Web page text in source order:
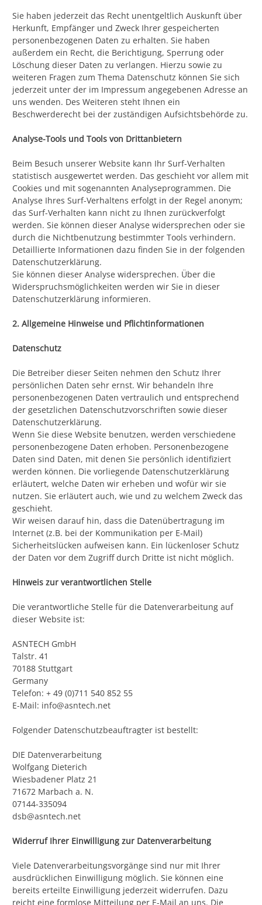
Sie haben jederzeit das Recht unentgeltlich Auskunft über
Herkunft, Empfänger und Zweck Ihrer gespeicherten
personenbezogenen Daten zu erhalten. Sie haben
außerdem ein Recht, die Berichtigung, Sperrung oder
Löschung dieser Daten zu verlangen. Hierzu sowie zu
weiteren Fragen zum Thema Datenschutz können Sie sich
jederzeit unter der im Impressum angegebenen Adresse an
uns wenden. Des Weiteren steht Ihnen ein
Beschwerderecht bei der zuständigen Aufsichtsbehörde zu.
Analyse-Tools und Tools von Drittanbietern
Beim Besuch unserer Website kann Ihr Surf-Verhalten
statistisch ausgewertet werden. Das geschieht vor allem mit
Cookies und mit sogenannten Analyseprogrammen. Die
Analyse Ihres Surf-Verhaltens erfolgt in der Regel anonym;
das Surf-Verhalten kann nicht zu Ihnen zurückverfolgt
werden. Sie können dieser Analyse widersprechen oder sie
durch die Nichtbenutzung bestimmter Tools verhindern.
Detaillierte Informationen dazu finden Sie in der folgenden
Datenschutzerklärung.
Sie können dieser Analyse widersprechen. Über die
Widerspruchsmöglichkeiten werden wir Sie in dieser
Datenschutzerklärung informieren.
2. Allgemeine Hinweise und Pflichtinformationen
Datenschutz
Die Betreiber dieser Seiten nehmen den Schutz Ihrer
persönlichen Daten sehr ernst. Wir behandeln Ihre
personenbezogenen Daten vertraulich und entsprechend
der gesetzlichen Datenschutzvorschriften sowie dieser
Datenschutzerklärung.
Wenn Sie diese Website benutzen, werden verschiedene
personenbezogene Daten erhoben. Personenbezogene
Daten sind Daten, mit denen Sie persönlich identifiziert
werden können. Die vorliegende Datenschutzerklärung
erläutert, welche Daten wir erheben und wofür wir sie
nutzen. Sie erläutert auch, wie und zu welchem Zweck das
geschieht.
Wir weisen darauf hin, dass die Datenübertragung im
Internet (z.B. bei der Kommunikation per E-Mail)
Sicherheitslücken aufweisen kann. Ein lückenloser Schutz
der Daten vor dem Zugriff durch Dritte ist nicht möglich.
Hinweis zur verantwortlichen Stelle
Die verantwortliche Stelle für die Datenverarbeitung auf
dieser Website ist:
ASNTECH GmbH
Talstr. 41
70188 Stuttgart
Germany
Telefon: + 49 (0)711 540 852 55
E-Mail: info@asntech.net
Folgender Datenschutzbeauftragter ist bestellt:
DIE Datenverarbeitung
Wolfgang Dieterich
Wiesbadener Platz 21
71672 Marbach a. N.
07144-335094
dsb@asntech.net
Widerruf Ihrer Einwilligung zur Datenverarbeitung
Viele Datenverarbeitungsvorgänge sind nur mit Ihrer
ausdrücklichen Einwilligung möglich. Sie können eine
bereits erteilte Einwilligung jederzeit widerrufen. Dazu
reicht eine formlose Mitteilung per E-Mail an uns. Die